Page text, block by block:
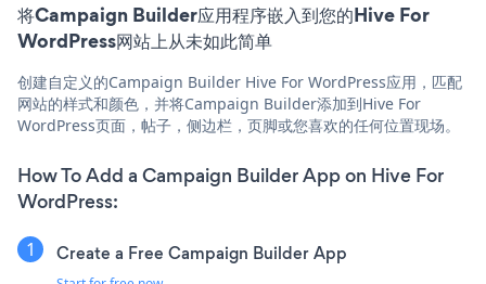
将Campaign Builder应用程序嵌入到您的Hive For
WordPress网站上从未如此简单
创建自定义的Campaign Builder Hive For WordPress应用，匹配
网站的样式和颜色，并将Campaign Builder添加到Hive For
WordPress页面，帖子，侧边栏，页脚或您喜欢的任何位置现场。
How To Add a Campaign Builder App on Hive For
WordPress:
Create a Free Campaign Builder App